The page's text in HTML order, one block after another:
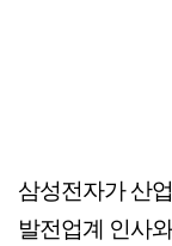
삼성전자가 산
발전업계 인사